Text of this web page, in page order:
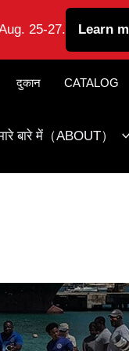
दुकान CATALOG
बारे में（ABOUT）
25-27. Learn